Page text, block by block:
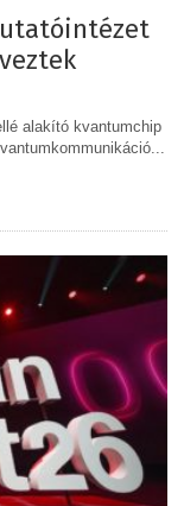
alakító kvantumchip